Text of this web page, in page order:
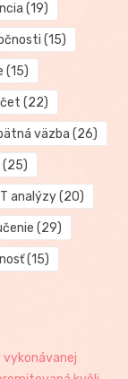
(19)
(15)
(15)
(22)
väzba (26)
(25)
analýzy(20)
(29)
(15)